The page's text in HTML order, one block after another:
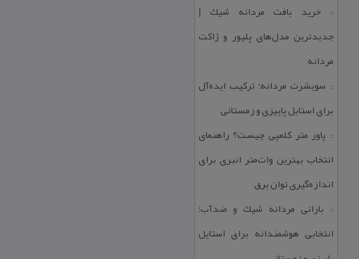
::خرید بافت مردانه شیك |
جدیدترین مدل‌های پلیور و ژاكت
مردانه
:: سویشرت مردانه؛ تركیب ایده‌آل
برای استایل پاییزی و زمستانی
:: پاور متر كلمپی چیست؟ راهنمای
انتخاب بهترین وات‌متر انبری برای
اندازه‌گیری توان برق
:: بارانی مردانه شیك و ضدآب؛
انتخابی هوشمندانه برای استایل